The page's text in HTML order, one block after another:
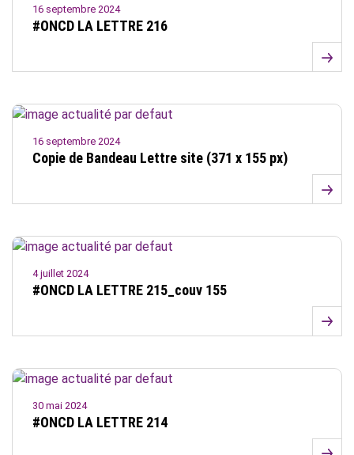
16 septembre 2024
#ONCD LA LETTRE 216
16 septembre 2024
Copie de Bandeau Lettre site (371 x 155 px)
4 juillet 2024
#ONCD LA LETTRE 215_couv 155
30 mai 2024
#ONCD LA LETTRE 214